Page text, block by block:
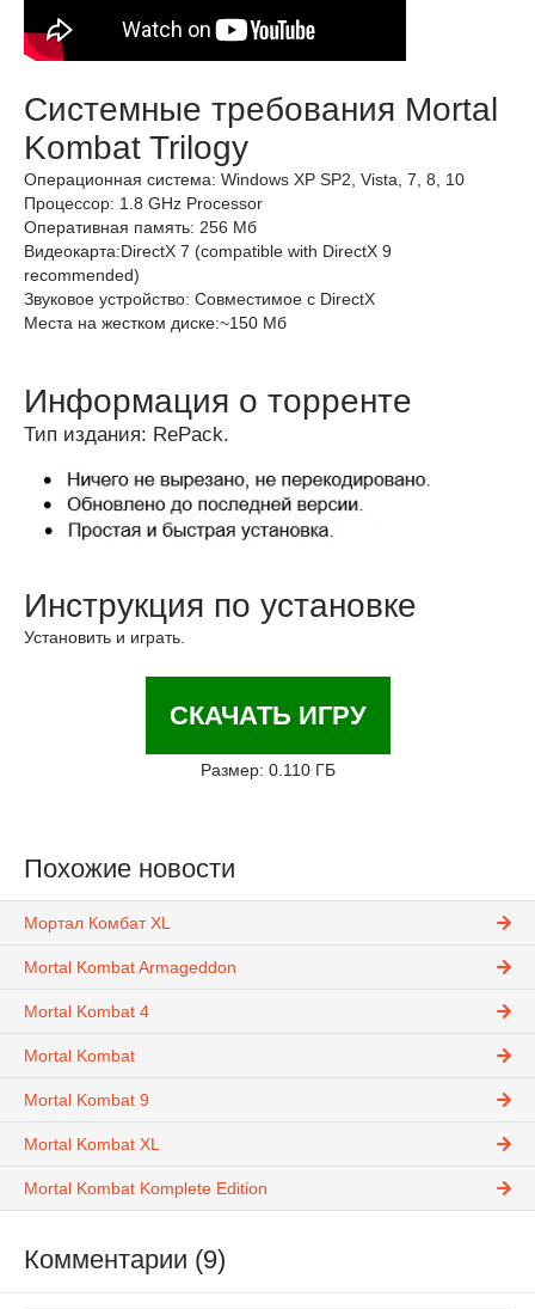
Системные требования Mortal
Kombat Trilogy
Операционная система: Windows XP SP2, Vista, 7, 8, 10
Процессор: 1.8 GHz Processor
Оперативная память: 256 Мб
Видеокарта:DirectX 7 (compatible with DirectX 9
recommended)
Звуковое устройство: Совместимое с DirectX
Места на жестком диске:~150 Мб
Информация о торренте
Тип издания: RePack.
Инструкция по установке
Установить и играть.
СКАЧАТЬ ИГРУ
Размер: 0.110 ГБ
Похожие новости
Мортал Комбат XL
Mortal Kombat Armageddon
Mortal Kombat 4
Mortal Kombat
Mortal Kombat 9
Mortal Kombat XL
Mortal Kombat Komplete Edition
Комментарии (9)